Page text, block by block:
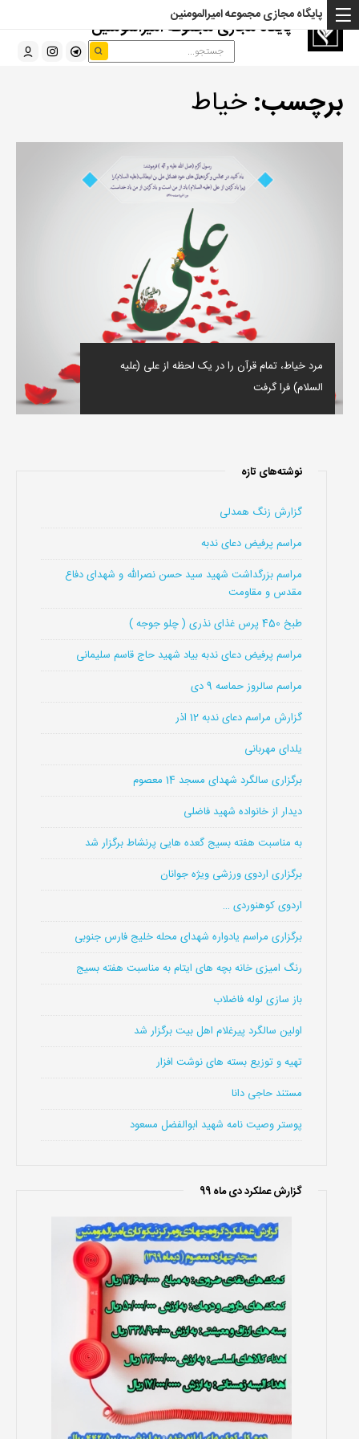
پایگاه مجازی مجموعه امیرالمومنین
پایگاه مجازی مجموعه امیرالمومنین
برچسب:خیاط
مرد خیاط، تمام قرآن را در یک لحظه از علی (علیه
السلام) فرا گرفت
نوشته‌های تازه
گزارش زنگ همدلی
مراسم پرفیض دعای ندبه
مراسم بزرگداشت شهید سید حسن نصرالله و شهدای دفاع
مقدس و مقاومت
طبخ 450 پرس غذای نذری ( چلو جوجه )
مراسم پرفیض دعای ندبه بیاد شهید حاج قاسم سلیمانی
مراسم سالروز حماسه 9 دی
گزارش مراسم دعای ندبه 12 اذر
یلدای مهربانی
برگزاری سالگرد شهدای مسجد 14 معصوم
دیدار از خانواده شهید فاضلی
به مناسبت هفته بسیج گعده هایی پرنشاط برگزار شد
برگزاری اردوی ورزشی ویژه جوانان
اردوی کوهنوردی …
برگزاری مراسم یادواره شهدای محله خلیج فارس جنوبی
رنگ امیزی خانه بچه های ایتام به مناسبت هفته بسیج
باز سازی لوله فاضلاب
اولین سالگرد پیرغلام اهل بیت برگزار شد
تهیه و توزیع بسته های نوشت افزار
مستند حاجی دانا
پوستر وصیت نامه شهید ابوالفضل مسعود
گزارش عملکرد دی ماه 99